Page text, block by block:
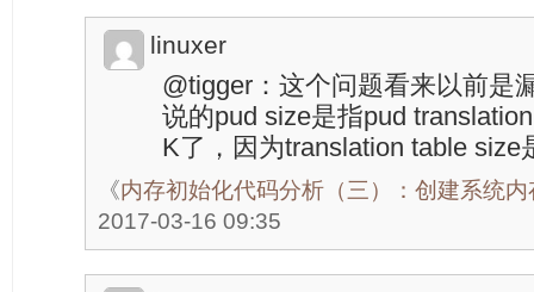
linuxer
@tigger：这个问题看来以前是
说的pud size是指pud
K了，因为translation table size
《内存初始化代码分析（三）：创建系统
2017-03-16 09:35